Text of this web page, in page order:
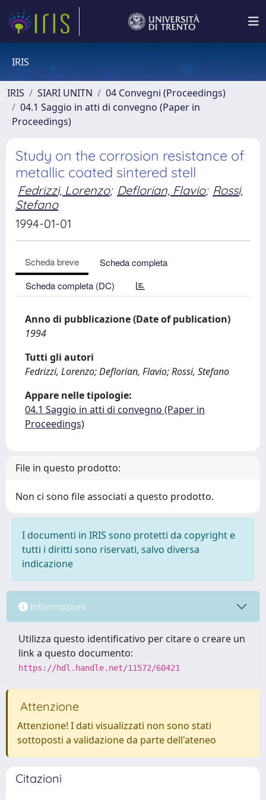
IRIS
IRIS SIARI UNITN
04 Convegni (Proceedings)
04.1 Saggio in atti di convegno (Paper in
Proceedings)
Study on the corrosion resistance of
metallic coated sintered stell
Fedrizzi, Lorenzo; Deflorian, Flavio; Rossi,
Stefano
1994-01-01
Scheda breve
Scheda completa
Scheda completa (DC)
Anno di pubblicazione (Date of publication)
1994
Tutti gli autori
Fedrizzi, Lorenzo; Deflorian, Flavio; Rossi, Stefano
Appare nelle tipologie:
04.1 Saggio in atti di convegno (Paper in
Proceedings)
File in questo prodotto:
Non ci sono file associati a questo prodotto.
I documenti in IRIS sono protetti da copyright e
tutti i diritti sono riservati, salvo diversa
indicazione
Informazioni
Utilizza questo identificativo per citare o creare un
link a questo documento:
https://hdl.handle.net/11572/60421
Attenzione
Attenzione! I dati visualizzati non sono stati
sottoposti a validazione da parte dell'ateneo
Citazioni